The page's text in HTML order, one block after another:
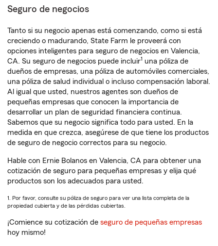
Seguro de negocios
Tanto si su negocio apenas está comenzando, como si está
creciendo o madurando, State Farm le proveerá con
opciones inteligentes para seguro de negocios en Valencia,
CA. Su seguro de negocios puede incluir1 una póliza de
dueños de empresas, una póliza de automóviles comerciales,
una póliza de salud individual o incluso compensación laboral.
Al igual que usted, nuestros agentes son dueños de
pequeñas empresas que conocen la importancia de
desarrollar un plan de seguridad financiera continua.
Sabemos que su negocio significa todo para usted. En la
medida en que crezca, asegúrese de que tiene los productos
de seguro de negocio correctos para su negocio.
Hable con Ernie Bolanos en Valencia, CA para obtener una
cotización de seguro para pequeñas empresas y elija qué
productos son los adecuados para usted.
1. Por favor, consulte su póliza de seguro para ver una lista completa de la
propiedad cubierta y de las pérdidas cubiertas.
¡Comience su cotización de seguro de pequeñas empresas
hoy mismo!